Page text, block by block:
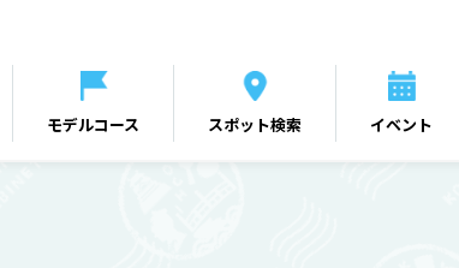
モデルコース スポット検索 イベント